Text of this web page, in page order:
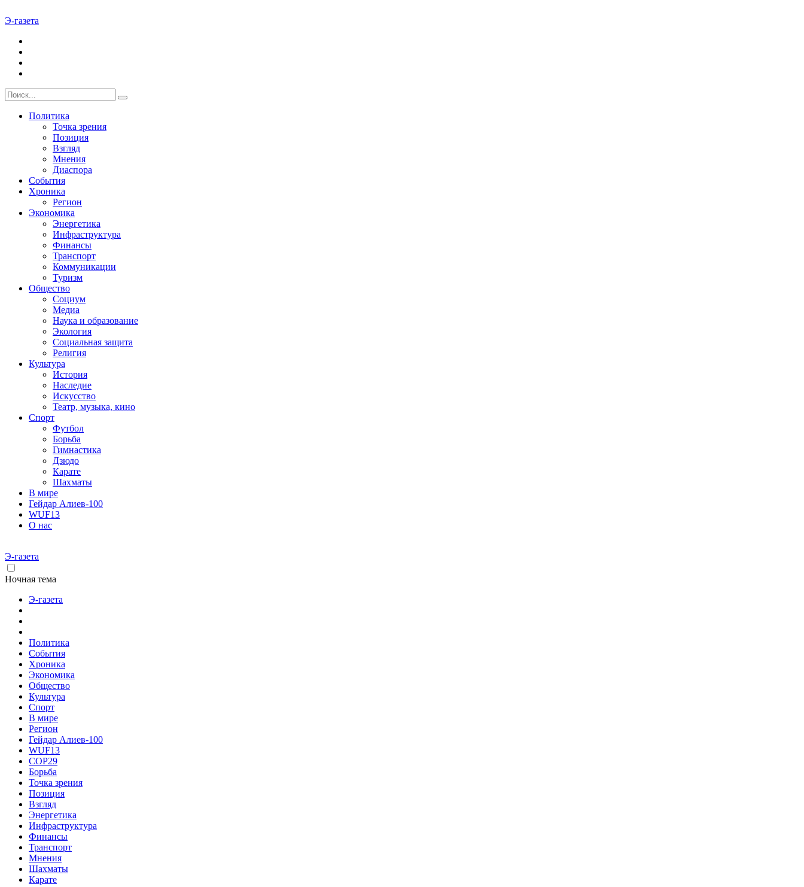
Э-газета
Политика
Точка зрения
Позиция
Взгляд
Мнения
Диаспора
События
Хроника
Регион
Экономика
Энергетика
Инфраструктура
Финансы
Транспорт
Коммуникации
Туризм
Общество
Социум
Медиа
Наука и образование
Экология
Социальная защита
Религия
Культура
История
Наследие
Искусство
Театр, музыка, кино
Спорт
Футбол
Борьба
Гимнастика
Дзюдо
Карате
Шахматы
В мире
Гейдар Алиев-100
WUF13
О нас
Э-газета
Ночная тема
Э-газета
Политика
События
Хроника
Экономика
Общество
Культура
Спорт
В мире
Регион
Гейдар Алиев-100
WUF13
COP29
Борьба
Точка зрения
Позиция
Взгляд
Энергетика
Инфраструктура
Финансы
Транспорт
Мнения
Шахматы
Карате